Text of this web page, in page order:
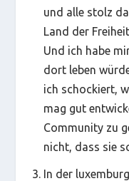
und alle stolz
Land der
Und ich habe
dort leben
ich schockiert,
mag gut
Community zu
nicht, dass sie
In der